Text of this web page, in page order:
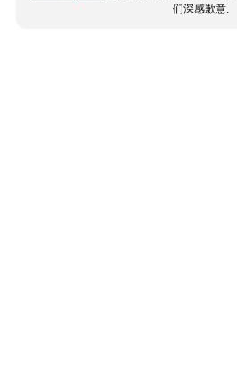
们深感歉意.